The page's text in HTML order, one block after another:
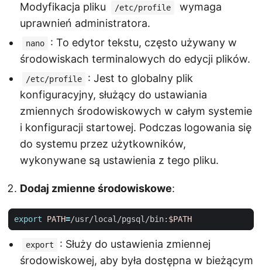
Modyfikacja pliku
/etc/profile
wymaga
uprawnień administratora.
nano
: To edytor tekstu, często używany w
środowiskach terminalowych do edycji plików.
/etc/profile
: Jest to globalny plik
konfiguracyjny, służący do ustawiania
zmiennych środowiskowych w całym systemie
i konfiguracji startowej. Podczas logowania się
do systemu przez użytkowników,
wykonywane są ustawienia z tego pliku.
Dodaj zmienne środowiskowe:
export PATH=/usr/local/pgsql/bin: $PATH
export
: Służy do ustawienia zmiennej
środowiskowej, aby była dostępna w bieżącym